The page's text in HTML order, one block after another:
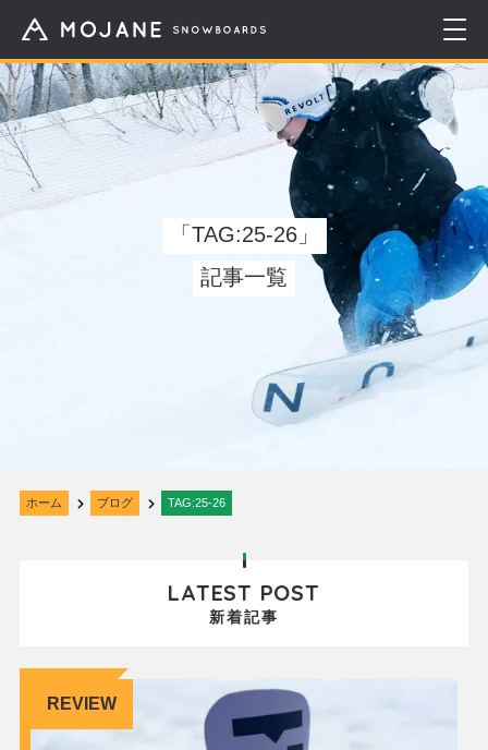
「TAG:25-26」
記事一覧
ホーム ブログ TAG:25-26
LATEST POST
新着記事
REVIEW